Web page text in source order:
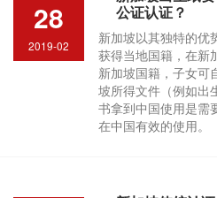
28
2019-02
公证认证？
新加坡以其独特的优
获得当地国籍，在新
新加坡国籍，子女可
坡所得文件（例如出
书拿到中国使用是需
在中国有效的使用。